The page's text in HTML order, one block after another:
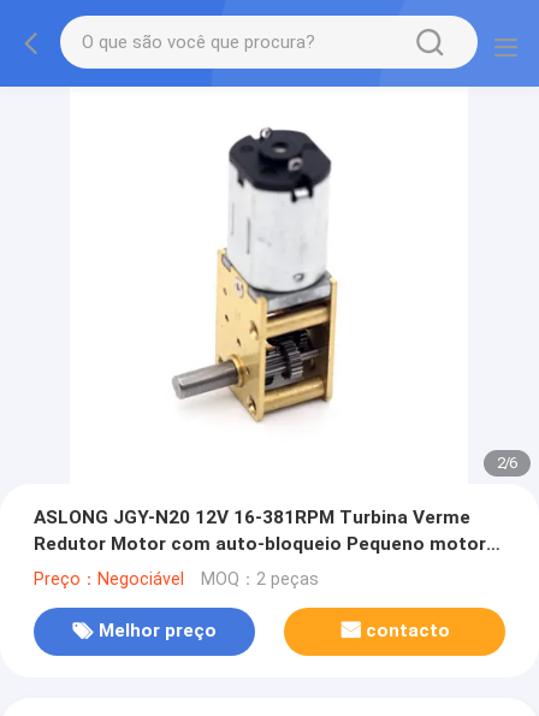
2/6
ASLONG JGY-N20 12V 16-381RPM Turbina Verme
Redutor Motor com auto-bloqueio Pequeno motor
de alta torque caixa de engrenagens de metal verme
Preço：Negociável MOQ：2 peças
Melhor preço contacto